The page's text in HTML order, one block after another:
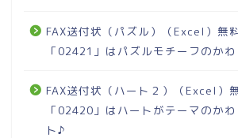
FAX送付状（パズル）（Excel）無
「02421」はパズルモチーフのか
FAX送付状（ハート２）（Excel）
「02420」はハートがテーマのか
ト♪